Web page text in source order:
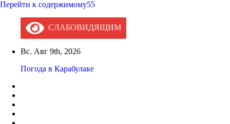
Перейти к содержимому55
СЛАБОВИДЯЩИМ
Вс. Авг 9th, 2026
Погода в Карабулаке